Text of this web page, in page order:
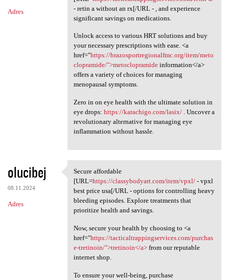
Adres
- retin a without an rx[/URL - , and experience
significant savings on medications.
Unlock access to various HRT solutions and buy
your necessary prescriptions with ease. <a
href="https://brazosportregionalfmc.org/item/meto
clopramide/">metoclopramideinformation</a>
offers a variety of choices for managing
menopausal symptoms.
Zero in on eye health with the ultimate solution in
eye drops: https://karachigo.com/lasix/. Uncover a
revolutionary alternative for managing eye
inflammation without hassle.
olucibej
08.11.2024
Adres
Secure affordable [URL=https:
Secure affordable
[URL=https://classybodyart.com/item/vpxl/- vpxl
best price usa[/URL - options for controlling heavy
bleeding episodes. Explore treatments that
prioritize health and savings.
Now, secure your health by choosing to <a
href="https://tacticaltrappingservices.com/purchas
e-tretinoin/">tretinoin</a>from our reputable
internet shop.
To ensure your well-being, purchase